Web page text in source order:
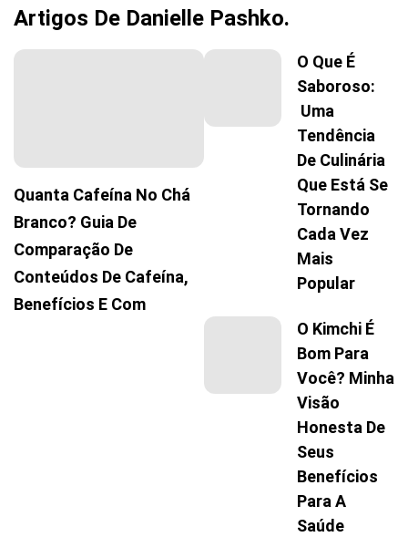
Artigos De Danielle Pashko.
Quanta Cafeína No Chá
Branco? Guia De
Comparação De
Conteúdos De Cafeína,
Benefícios E Com
O Que É
Saboroso:
Uma
Tendência
De Culinária
Que Está Se
Tornando
Cada Vez
Mais
Popular
O Kimchi É
Bom Para
Você? Minha
Visão
Honesta De
Seus
Benefícios
Para A
Saúde